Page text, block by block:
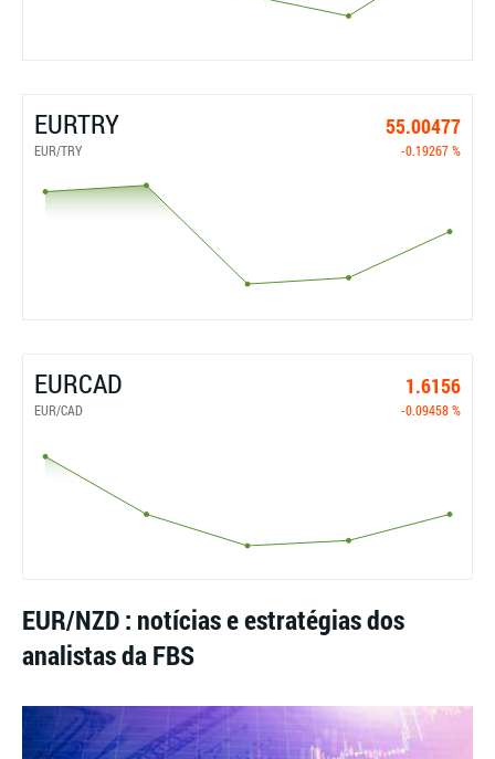
EURTRY 55.00477
EUR/TRY -0.19267 %
EURCAD 1.6156
EUR/CAD -0.09458 %
EUR/NZD : notícias e estratégias dos
analistas da FBS